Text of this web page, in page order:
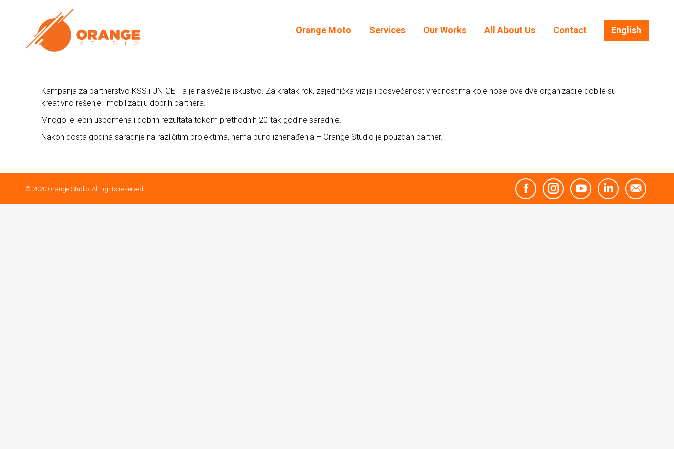
Orange Moto Services Our Works All About Us Contact English
Kampanja za partnerstvo KSS i UNICEF-a je najsvežije iskustvo. Za kratak rok, zajednička vizija i posvećenost vrednostima koje nose ove dve organizacije dobile su
kreativno rešenje i mobilizaciju dobrih partnera.
Mnogo je lepih uspomena i dobrih rezultata tokom prethodnih 20-tak godine saradnje.
Nakon dosta godina saradnje na različitim projektima, nema puno iznenađenja – Orange Studio je pouzdan partner.
© 2020 Orange Studio. All rights reserved.
FacebookInstagramYouTube Linkedin Mail
English